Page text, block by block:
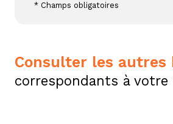
* Champs obligatoires
consulter les autres
correspondants à votre